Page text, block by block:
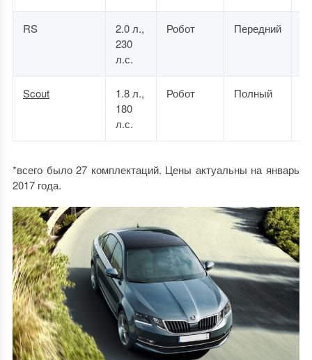
RS
2.0 л.,
230
л.с.
Робот Передний
Scout
1.8 л.,
180
л.с.
Робот Полный
*всего было 27 комплектаций. Цены актуальны на январь
2017 года.